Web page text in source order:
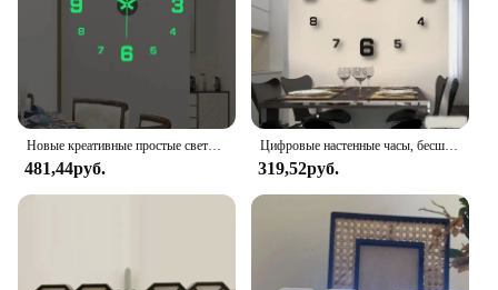
Новые креативные простые светящиеся цифровые часы в европейском стиле, бесшумные настенные часы «сделай сам» для кабинета, гостиной, настенные часы без перфорации
481,44руб.
Цифровые настенные часы, бесшумные часы «сделай сам», цифровые настенные часы, украшение для гостиной и спальни, домашние украшения
319,52руб.